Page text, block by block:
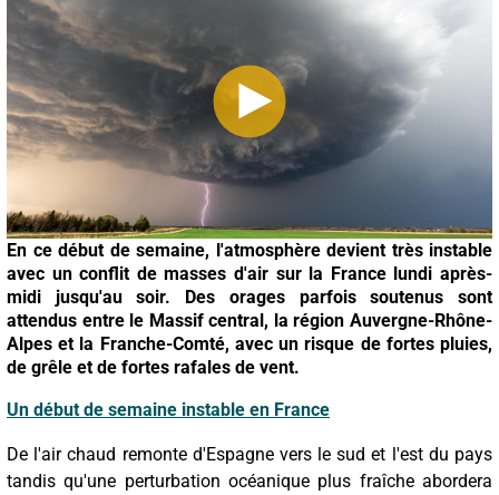
En ce début de semaine, l'atmosphère devient très instable
avec un conflit de masses d'air sur la France lundi après-
midi jusqu'au soir. Des orages parfois soutenus sont
attendus entre le Massif central, la région Auvergne-Rhône-
Alpes et la Franche-Comté, avec un risque de fortes pluies,
de grêle et de fortes rafales de vent.
Un début de semaine instable en France
De l'air chaud remonte d'Espagne vers le sud et l'est du pays
tandis qu'une perturbation océanique plus fraîche abordera